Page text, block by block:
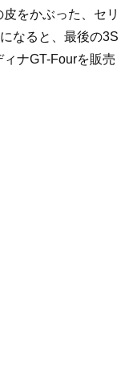
をかぶった、セリ
なると、最後の3S
ナGT-Fourを販売